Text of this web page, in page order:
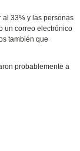
al 33% y las personas
un correo electrónico
también que
probablemente a